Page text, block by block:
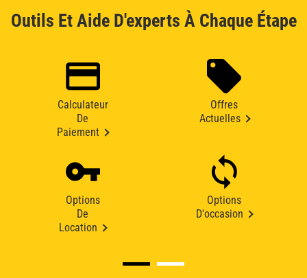
Outils Et Aide D'experts À Chaque Étape
Calculateur
De
Paiement
Offres
Actuelles
Options
De
Location
Options
D'occasion